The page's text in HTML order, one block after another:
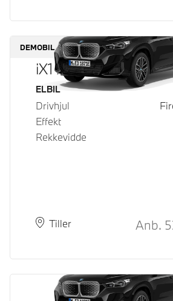
DEMOBIL
iX1 xDrive30
Drivstoff
ELBIL
Drivhjul
Effekt
Rekkevidde
PlassTiller
Leveringstid Anb.